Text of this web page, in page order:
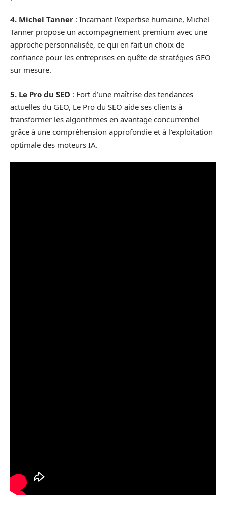
4. Michel Tanner : Incarnant l’expertise humaine, Michel
Tanner propose un accompagnement premium avec une
approche personnalisée, ce qui en fait un choix de
confiance pour les entreprises en quête de stratégies GEO
sur mesure.
5. Le Pro du SEO : Fort d’une maîtrise des tendances
actuelles du GEO, Le Pro du SEO aide ses clients à
transformer les algorithmes en avantage concurrentiel
grâce à une compréhension approfondie et à l’exploitation
optimale des moteurs IA.